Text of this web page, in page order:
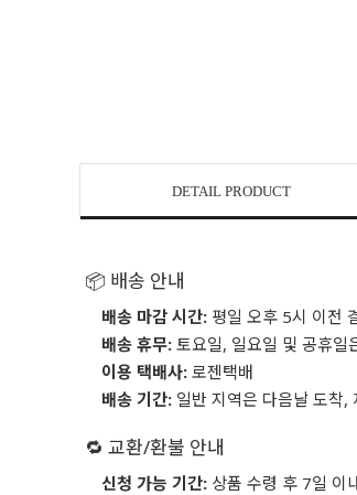
DETAIL PRODUCT
📦 배송 안내
배송 마감 시간: 평일 오후 5시 이전
배송 휴무: 토요일, 일요일 및 공휴일
이용 택배사: 로젠택배
배송 기간: 일반 지역은 다음날 도착
🔁 교환/환불 안내
신청 가능 기간: 상품 수령 후 7일 이